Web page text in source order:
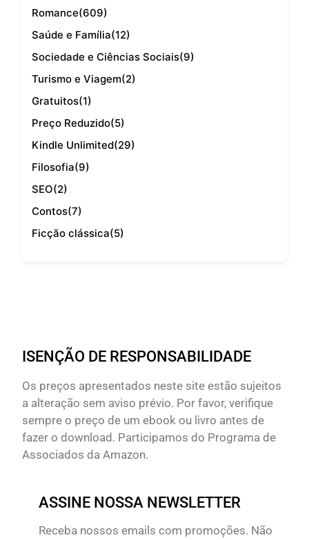
Romance(609)
Saúde e Família(12)
Sociedade e Ciências Sociais(9)
Turismo e Viagem(2)
Gratuitos(1)
Preço Reduzido(5)
Kindle Unlimited(29)
Filosofia(9)
SEO(2)
Contos(7)
Ficção clássica(5)
ISENÇÃO DE RESPONSABILIDADE
Os preços apresentados neste site estão sujeitos
a alteração sem aviso prévio. Por favor, verifique
sempre o preço de um ebook ou livro antes de
fazer o download. Participamos do Programa de
Associados da Amazon.
ASSINE NOSSA NEWSLETTER
Receba nossos emails com promoções. Não